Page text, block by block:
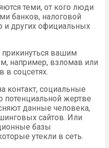
теми, от кого люди
банков, налоговой
и других официальных
вашим
например, взломав или
в соцсетях.
контакт, социальные
потенциальной жертве
данные человека,
сайтов. Или
базы
утекли в сеть.